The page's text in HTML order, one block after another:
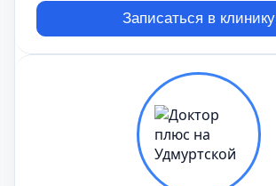
Записаться в клинику